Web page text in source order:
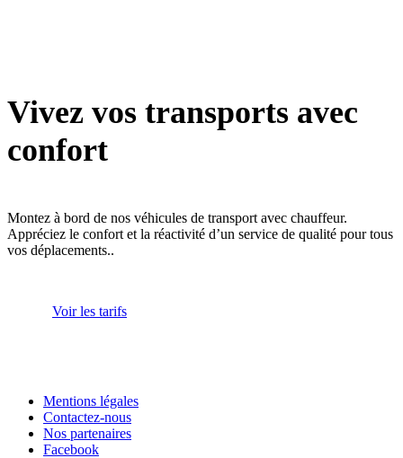
Vivez vos transports avec
confort
Montez à bord de nos véhicules de transport avec chauffeur.
Appréciez le confort et la réactivité d’un service de qualité pour tous
vos déplacements..
Voir les tarifs
Mentions légales
Contactez-nous
Nos partenaires
Facebook